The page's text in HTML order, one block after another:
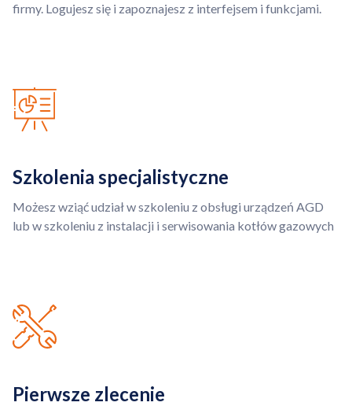
firmy. Logujesz się i zapoznajesz z interfejsem i funkcjami.
Szkolenia specjalistyczne
Możesz wziąć udział w szkoleniu z obsługi urządzeń AGD
lub w szkoleniu z instalacji i serwisowania kotłów gazowych
Pierwsze zlecenie